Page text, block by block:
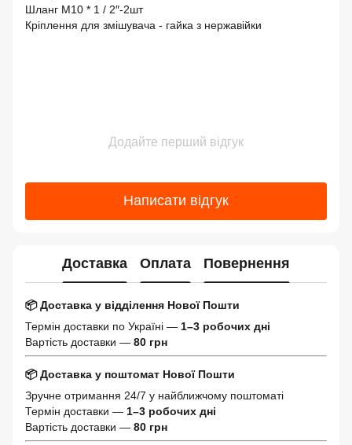
Шланг М10 * 1 / 2″-2шт
Кріплення для змішувача - гайка з нержавійки
Додайте перший відгук
Написати відгук
Доставка Оплата Повернення
📦 Доставка у відділення Нової Пошти
Термін доставки по Україні — 1–3 робочих дні
Вартість доставки — 80 грн
📦 Доставка у поштомат Нової Пошти
Зручне отримання 24/7 у найближчому поштоматі
Термін доставки — 1–3 робочих дні
Вартість доставки — 80 грн